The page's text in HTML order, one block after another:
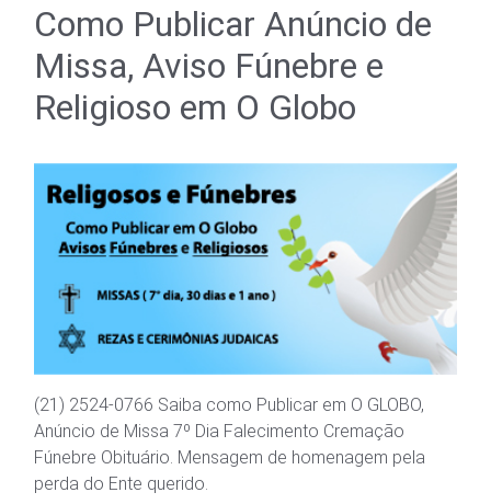
Como Publicar Anúncio de
Missa, Aviso Fúnebre e
Religioso em O Globo
(21) 2524-0766 Saiba como Publicar em O GLOBO,
Anúncio de Missa 7º Dia Falecimento Cremação
Fúnebre Obituário. Mensagem de homenagem pela
perda do Ente querido.